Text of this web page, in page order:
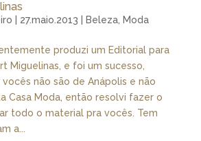
27.maio.2013 Beleza, Moda
produzi um Editorial para
Miguelinas, e foi um sucesso,
não são de Anápolis e não
Casa Moda, então resolvi fazer o
todo o material pra vocês. Tem
a...